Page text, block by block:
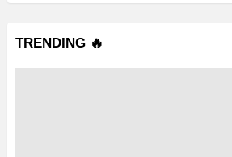
TRENDING 🔥